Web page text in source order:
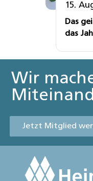
15.
Das
das
Wir
Jetzt Mitglied